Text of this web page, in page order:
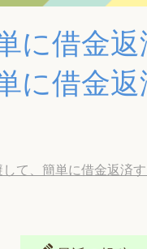
に借金
に借金
て、簡単に借金返済